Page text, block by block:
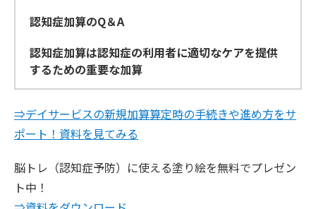
認知症加算のQ＆A
認知症加算は認知症の利用者に適切なケアを提供
するための重要な加算
⇒デイサービスの新規加算算定時の手続きや進め方をサ
ポート！資料を見てみる
脳トレ（認知症予防）に使える塗り絵を無料でプレゼン
ト中！